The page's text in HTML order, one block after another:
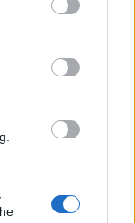
party tags to
below Google
την έλευση
που
ήδη
Η
η Perplexity,
στις
το OpenAI με